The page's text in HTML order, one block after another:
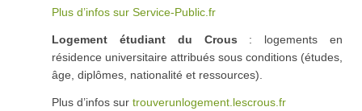
Plus d’infos sur Service-Public.fr
Logement étudiant du Crous : logements en
résidence universitaire attribués sous conditions (études,
âge, diplômes, nationalité et ressources).
Plus d’infos sur trouverunlogement.lescrous.fr